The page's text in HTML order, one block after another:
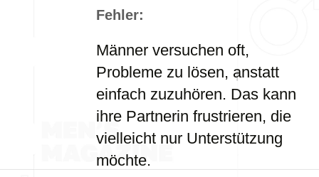
Fehler:
Männer versuchen oft,
Probleme zu lösen, anstatt
einfach zuzuhören. Das kann
ihre Partnerin frustrieren, die
vielleicht nur Unterstützung
möchte.